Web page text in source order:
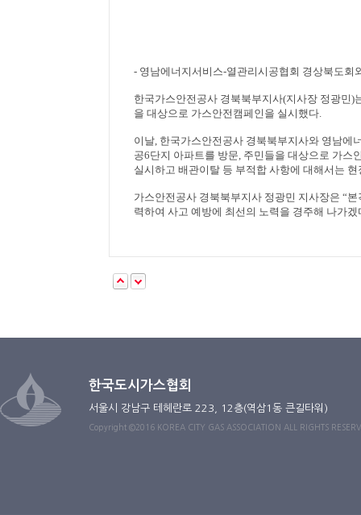
- 영남에너지서비스-열관리시공협회 경상북도회
한국가스안전공사 경북북부지사(지사장 정광민)
을 대상으로 가스안전캠페인을 실시했다.
이날, 한국가스안전공사 경북북부지사와 영남에
공6단지 아파트를 방문, 주민들을 대상으로 가스
실시하고 배관이탈 등 부적합 사항에 대해서는
가스안전공사 경북북부지사 정광민 지사장은 “본
력하여 사고 예방에 최선의 노력을 경주해 나가겠
한국도시가스협회
서울시 강남구 테헤란로 223, 12층(역삼1동 큰길타워)
Copyright ©2016 KOREA CITY GAS ASSOCIATION ALL RIGHTS